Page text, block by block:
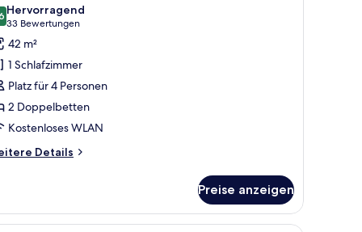
von 10
Hervorragend
33 Bewertungen
(33
Bewertungen)
42 m²
1 Schlafzimmer
Platz für 4 Personen
2 Doppelbetten
Kostenloses WLAN
Details
Preise anzeigen